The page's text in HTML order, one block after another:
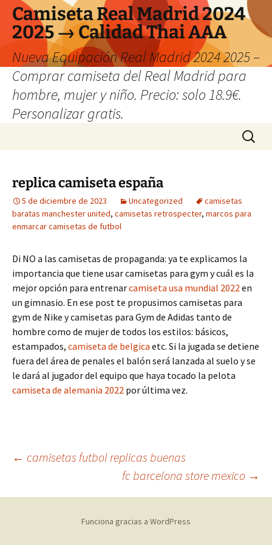
Camiseta Real Madrid 2024
2025 → Calidad Thai AAA
Nueva Equipación Real Madrid 2024 2025 –
Comprar camiseta del Real Madrid para
hombre, mujer y niño. Precio: solo 18.9€.
Personalizar gratis.
Buscar:
replica camiseta españa
5 de diciembre de 2023 Uncategorized
camisetas
baratas manchester united, camisetas retrospecter, marcos para
enmarcar camisetas de futbol
Di NO a las camisetas de propaganda: ya te explicamos la
importancia que tiene usar camisetas para gym y cuál es la
mejor opción para entrenarcamiseta usa mundial 2022en
un gimnasio. En ese post te propusimos camisetas para
gym de Nike y camisetas para Gym de Adidas tanto de
hombre como de mujer de todos los estilos: básicos,
estampados, camiseta de belgica etc. Si la jugada se detiene
fuera del área de penales el balón será lanzada al suelo y se
le dará al jugador del equipo que haya tocado la pelota
camiseta de alemania 2022 por última vez.
Navegación
de
← camisetas futbol replicas buenas
fc barcelona store mexico →
Funciona gracias a WordPress